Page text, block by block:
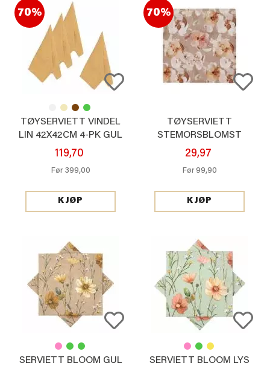
70%
TØYSERVIETT VINDEL
LIN 42X42CM 4-PK GUL
119,70
Før 399,00
KJØP
70%
TØYSERVIETT
STEMORSBLOMST
40X40CM
29,97
Før99,90
KJØP
SERVIETT BLOOM GUL
SERVIETT BLOOM LYS